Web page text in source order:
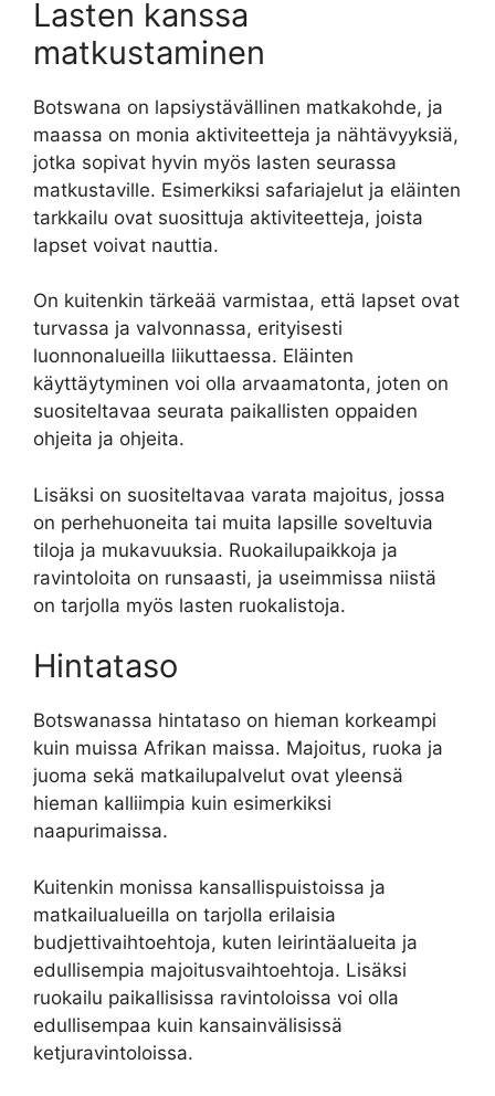
Lasten kanssa
matkustaminen
Botswana on lapsiystävällinen matkakohde, ja
maassa on monia aktiviteetteja ja nähtävyyksiä,
jotka sopivat hyvin myös lasten seurassa
matkustaville. Esimerkiksi safariajelut ja eläinten
tarkkailu ovat suosittuja aktiviteetteja, joista
lapset voivat nauttia.
On kuitenkin tärkeää varmistaa, että lapset ovat
turvassa ja valvonnassa, erityisesti
luonnonalueilla liikuttaessa. Eläinten
käyttäytyminen voi olla arvaamatonta, joten on
suositeltavaa seurata paikallisten oppaiden
ohjeita ja ohjeita.
Lisäksi on suositeltavaa varata majoitus, jossa
on perhehuoneita tai muita lapsille soveltuvia
tiloja ja mukavuuksia. Ruokailupaikkoja ja
ravintoloita on runsaasti, ja useimmissa niistä
on tarjolla myös lasten ruokalistoja.
Hintataso
Botswanassa hintataso on hieman korkeampi
kuin muissa Afrikan maissa. Majoitus, ruoka ja
juoma sekä matkailupalvelut ovat yleensä
hieman kalliimpia kuin esimerkiksi
naapurimaissa.
Kuitenkin monissa kansallispuistoissa ja
matkailualueilla on tarjolla erilaisia
budjettivaihtoehtoja, kuten leirintäalueita ja
edullisempia majoitusvaihtoehtoja. Lisäksi
ruokailu paikallisissa ravintoloissa voi olla
edullisempaa kuin kansainvälisissä
ketjuravintoloissa.